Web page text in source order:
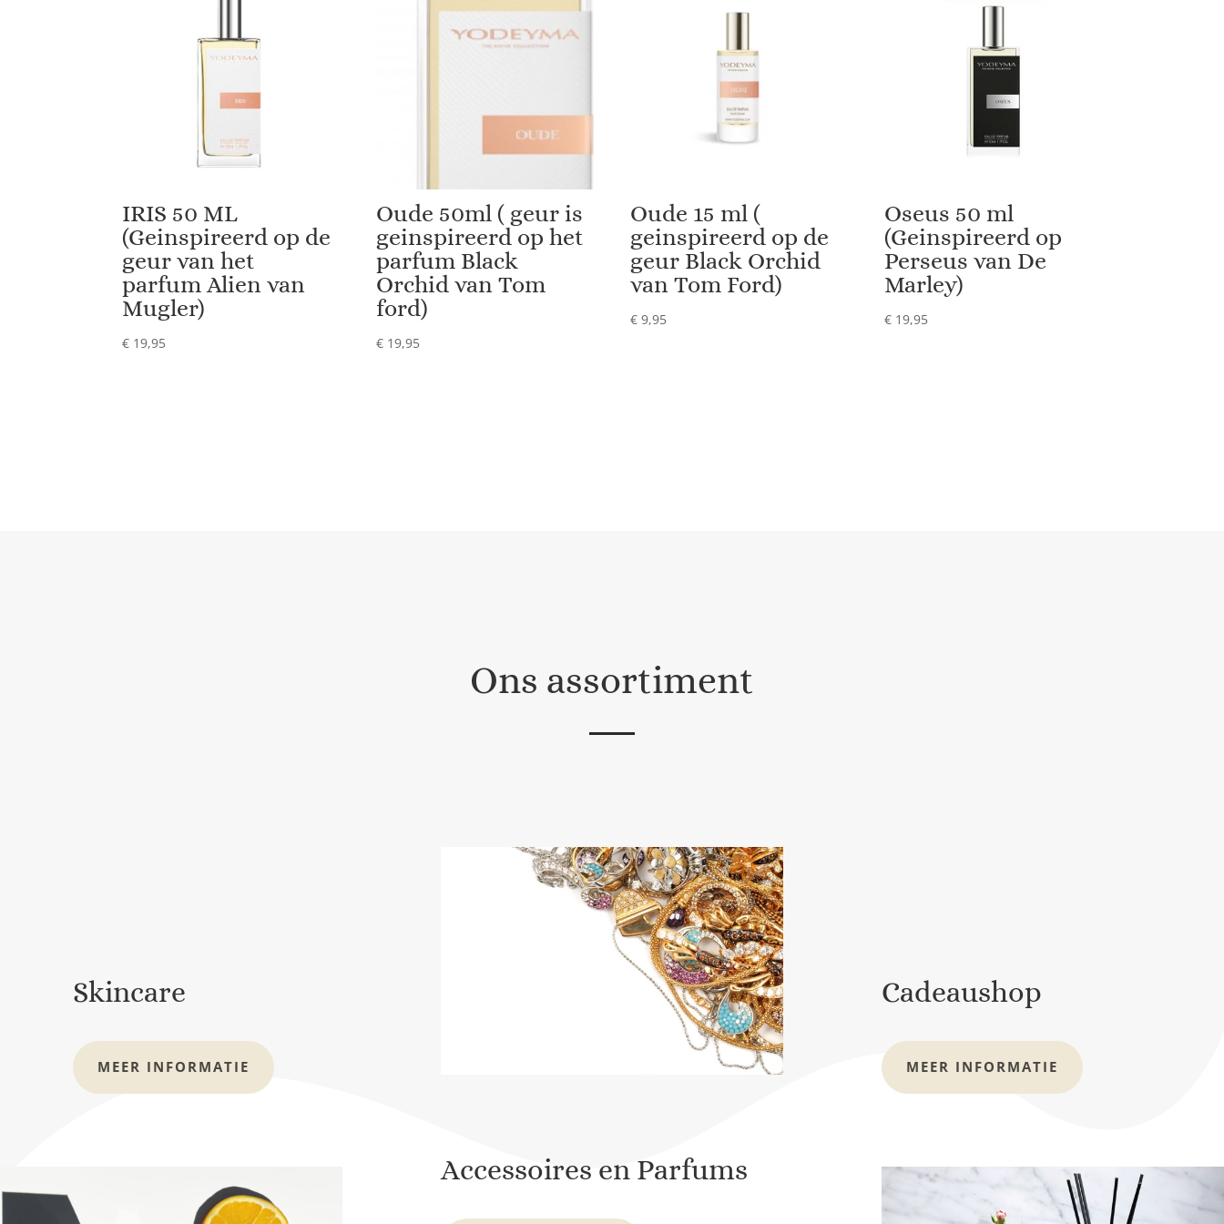
IRIS 50 ML
(Geinspireerd op de
geur van het
parfum Alien van
Mugler)
€ 19,95
Oude 50ml ( geur is
geinspireerd op het
parfum Black
Orchid van Tom
ford)
€ 19,95
Oude 15 ml (
geinspireerd op de
geur Black Orchid
van Tom Ford)
€ 9,95
Oseus 50 ml
(Geinspireerd op
Perseus van De
Marley)
€ 19,95
Ons assortiment
Skincare
MEER INFORMATIE
Accessoires en Parfums
Cadeaushop
MEER INFORMATIE